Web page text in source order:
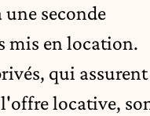
seconde
mis en location.
qui assurent
locative,